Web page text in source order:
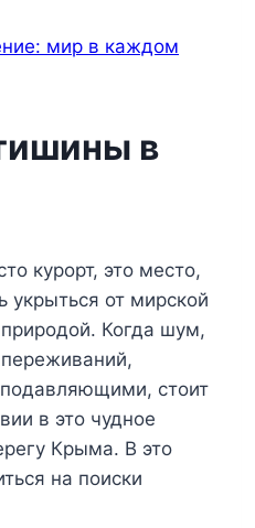
мир в каждом
в
курорт, это место,
укрыться от мирской
Когда шум,
стоит
в это чудное
Крыма. В это
на поиски